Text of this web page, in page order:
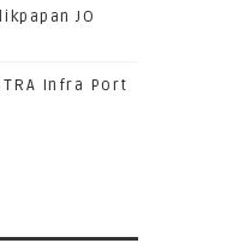
JO
Infra Port